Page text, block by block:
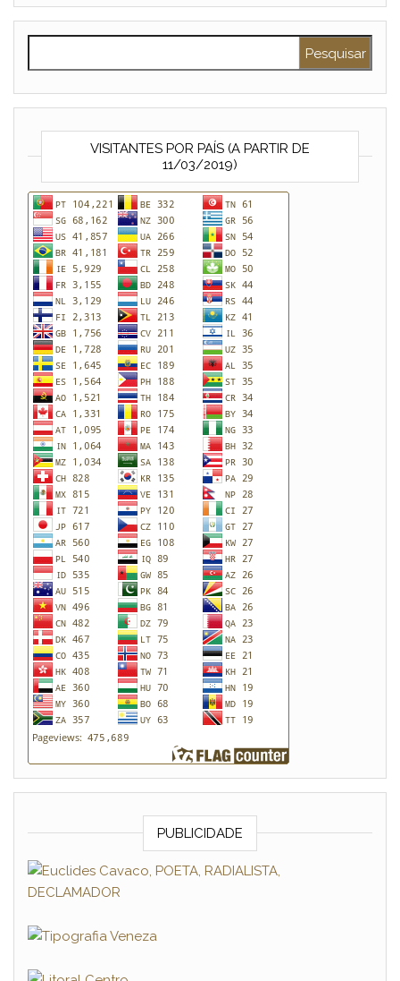
VISITANTES POR PAÍS (A PARTIR DE
11/03/2019)
PUBLICIDADE